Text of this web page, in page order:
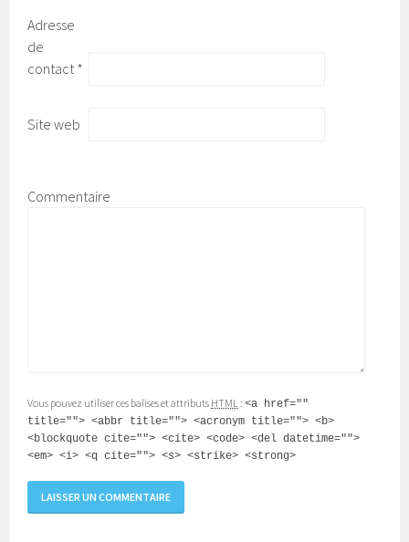
Adresse
de
contact *
Site web
Commentaire
Vous pouvez utiliser ces balises et attributs HTML :<a href=""
title=""> <abbr title=""> <acronym title=""> <b>
<blockquote cite=""> <cite> <code> <del datetime="">
<em> <i> <q cite=""> <s> <strike> <strong>